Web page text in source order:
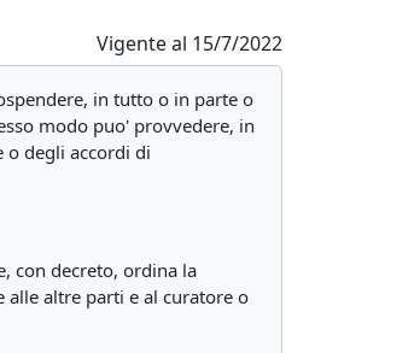
Vigente al 15/7/2022
in tutto o in parte o
modo puo' provvedere, in
o degli accordi di
con decreto, ordina la
alle altre parti e al curatore o